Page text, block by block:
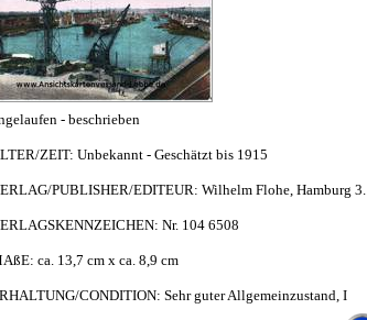
- beschrieben
ZEIT: Unbekannt - Geschätzt bis 1915
PUBLISHER/EDITEUR: Wilhelm Flohe, Hamburg 3.
Nr. 104 6508
ca. 13,7 cm x ca. 8,9 cm
CONDITION: Sehr guter Allgemeinzustand, I